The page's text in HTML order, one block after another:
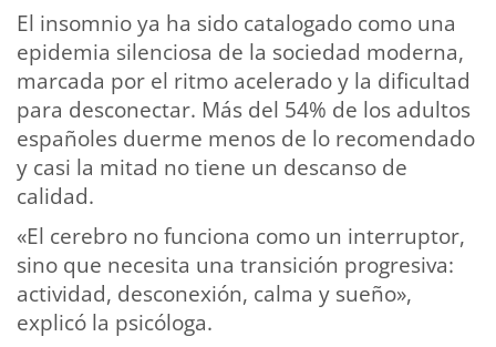
El insomnio ya ha sido catalogado como una
epidemia silenciosa de la sociedad moderna,
marcada por el ritmo acelerado y la dificultad
para desconectar. Más del 54% de los adultos
españoles duerme menos de lo recomendado
y casi la mitad no tiene un descanso de
calidad.
«El cerebro no funciona como un interruptor,
sino que necesita una transición progresiva:
actividad, desconexión, calma y sueño»,
explicó la psicóloga.